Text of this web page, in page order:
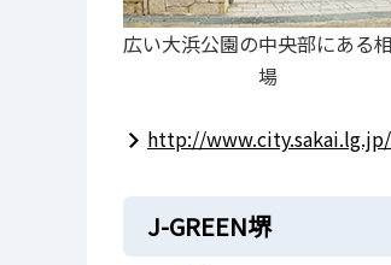
広い大浜公園の中央部にある
場
http://
J-GREEN堺